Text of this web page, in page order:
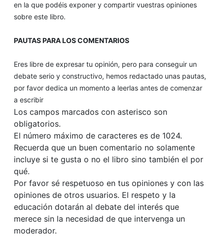
en la que podéis exponer y compartir vuestras opiniones
sobre este libro.
PAUTAS PARA LOS COMENTARIOS
Eres libre de expresar tu opinión, pero para conseguir un
debate serio y constructivo, hemos redactado unas pautas,
por favor dedica un momento a leerlas antes de comenzar
a escribir
Los campos marcados con asterisco son
obligatorios.
El número máximo de caracteres es de 1024.
Recuerda que un buen comentario no solamente
incluye si te gusta o no el libro sino también el por
qué.
Por favor sé respetuoso en tus opiniones y con las
opiniones de otros usuarios. El respeto y la
educación dotarán al debate del interés que
merece sin la necesidad de que intervenga un
moderador.